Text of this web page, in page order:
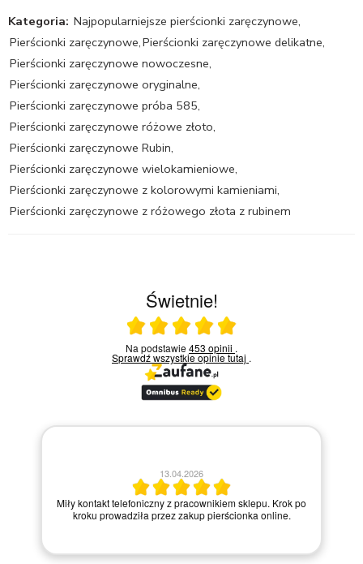
Kategoria: Najpopularniejsze pierścionki zaręczynowe,
Pierścionki zaręczynowe,Pierścionki zaręczynowe delikatne,
Pierścionki zaręczynowe nowoczesne,
Pierścionki zaręczynowe oryginalne,
Pierścionki zaręczynowe próba 585,
Pierścionki zaręczynowe różowe złoto,
Pierścionki zaręczynowe Rubin,
Pierścionki zaręczynowe wielokamieniowe,
Pierścionki zaręczynowe z kolorowymi kamieniami,
Pierścionki zaręczynowe z różowego złota z rubinem
Świetnie!
Ocena średnia 5 na 5
Na podstawie453 opinii .
Sprawdź wszystkie opinietutaj .
30.03.2026
Bardzo dobry kontakt.!!!